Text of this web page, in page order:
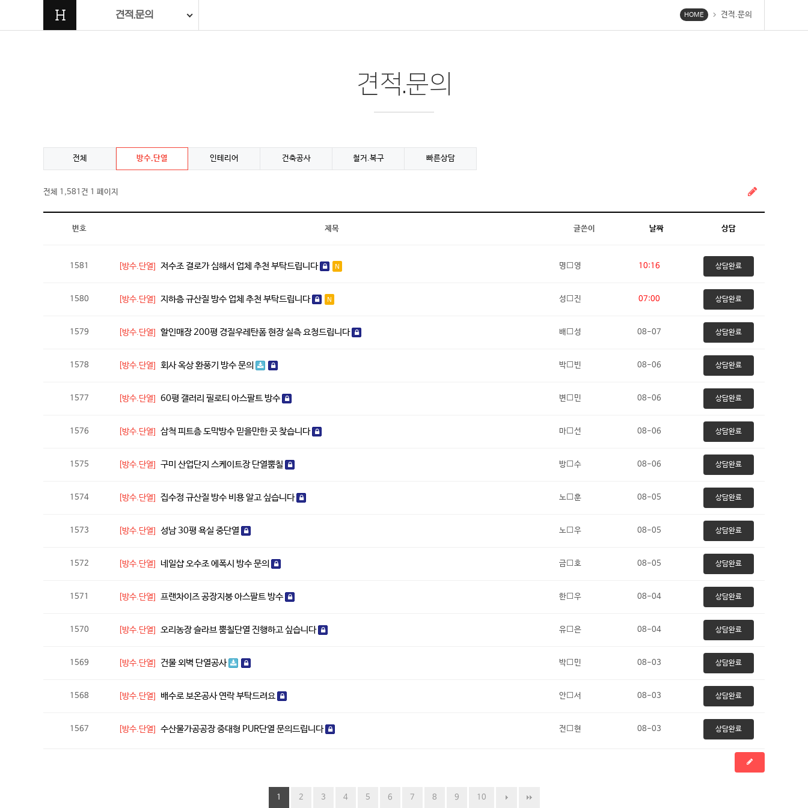
H 견적.문의 HOME chevron_right 견적.문의
견적.문의
전체 방수.단열 인테리어 건축공사 철거.복구 빠른상담
전체 1,581건 1 페이지
번호 제목 글쓴이 날짜 상담
1581 [방수.단열] 저수조 결로가 심해서 업체 추천 부탁드립니다 N 명⬜영 10:16 상담완료
1580 [방수.단열] 지하층 규산질 방수 업체 추천 부탁드립니다 N 성⬜진 07:00 상담완료
1579 [방수.단열] 할인매장 200평 경질우레탄폼 현장 실측 요청드립니다 배⬜성 08-07 상담완료
1578 [방수.단열] 회사 옥상 환풍기 방수 문의 박⬜빈 08-06 상담완료
1577 [방수.단열] 60평 갤러리 필로티 아스팔트 방수 변⬜민 08-06 상담완료
1576 [방수.단열] 삼척 피트층 도막방수 믿을만한 곳 찾습니다 마⬜선 08-06 상담완료
1575 [방수.단열] 구미 산업단지 스케이트장 단열뿜칠 방⬜수 08-06 상담완료
1574 [방수.단열] 집수정 규산질 방수 비용 알고 싶습니다 노⬜훈 08-05 상담완료
1573 [방수.단열] 성남 30평 욕실 중단열 노⬜우 08-05 상담완료
1572 [방수.단열] 네일샵 오수조 에폭시 방수 문의 금⬜호 08-05 상담완료
1571 [방수.단열] 프랜차이즈 공장지붕 아스팔트 방수 한⬜우 08-04 상담완료
1570 [방수.단열] 오리농장 슬라브 뿜칠단열 진행하고 싶습니다 유⬜은 08-04 상담완료
1569 [방수.단열] 건물 외벽 단열공사 박⬜민 08-03 상담완료
1568 [방수.단열] 배수로 보온공사 연락 부탁드려요 안⬜서 08-03 상담완료
1567 [방수.단열] 수산물가공공장 중대형 PUR단열 문의드립니다 전⬜현 08-03 상담완료
1 2 3 4 5 6 7 8 9 10